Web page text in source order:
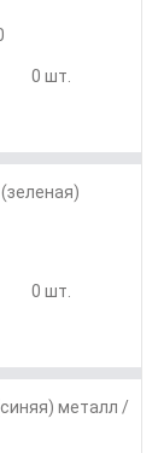
0 шт.
0 шт.
металл /